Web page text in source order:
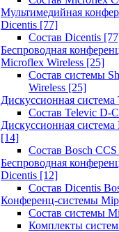
Мультимедийная
Dicentis [77]
Состав Dicentis
Беспроводная
Microflex Wireless [25]
Состав системы
Wireless [25]
Дискуссионная
Состав Televic D-
Дискуссионная
[14]
Состав Bosch
Беспроводная
Dicentis [12]
Состав Dicentis
Конференц-системы
Состав системы
Комплекты